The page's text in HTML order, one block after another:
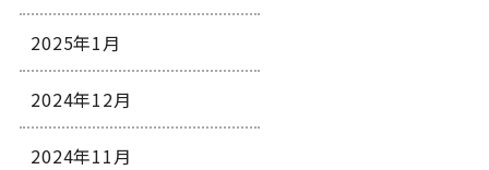
2025年1月
2024年12月
2024年11月